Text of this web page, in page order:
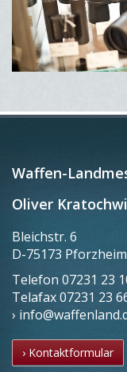
Waffen-
Oliver
Bleichstr. 6
D-75173 Pforzheim
Telefon 07231 23
Telafax07231 23
›
› Kontaktformular